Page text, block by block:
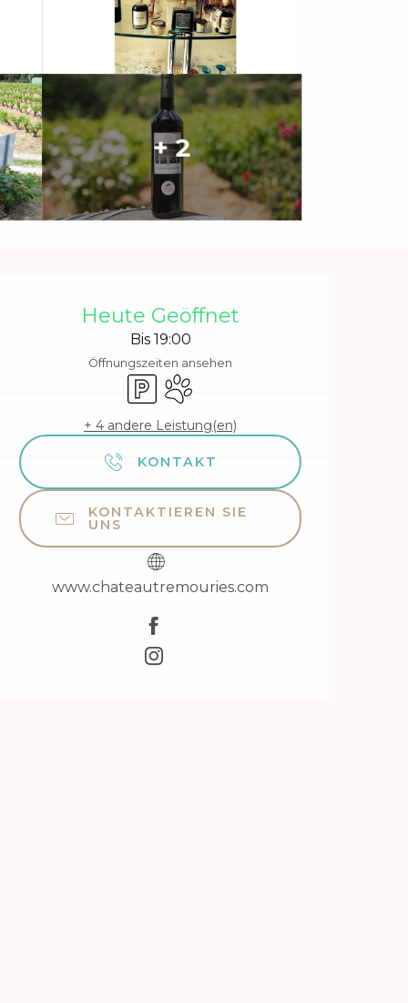
+ 2
&
Heute Geöffnet
Bis 19:00
Öffnungszeiten ansehen
ParkplatzTiere erlaubt
+ 4 andere Leistung(en)
KONTAKT
KONTAKTIEREN SIE
UNS
www.chateautremouries.com